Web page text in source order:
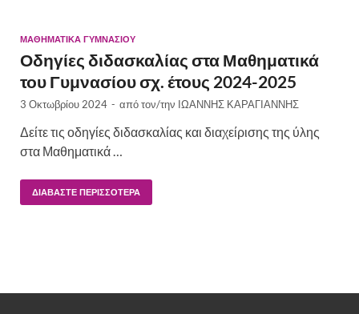
ΜΑΘΗΜΑΤΙΚΆ ΓΥΜΝΑΣΊΟΥ
Οδηγίες διδασκαλίας στα Μαθηματικά
του Γυμνασίου σχ. έτους 2024-2025
3 Οκτωβρίου 2024 - από τον/την ΙΩΑΝΝΗΣ ΚΑΡΑΓΙΑΝΝΗΣ
Δείτε τις οδηγίες διδασκαλίας και διαχείρισης της ύλης
στα Μαθηματικά …
ΔΙΑΒΆΣΤΕ ΠΕΡΙΣΣΌΤΕΡΑ